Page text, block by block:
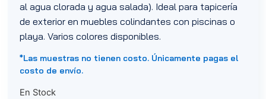
al agua clorada y agua salada). Ideal para tapicería
de exterior en muebles colindantes con piscinas o
playa. Varios colores disponibles.
*Las muestras no tienen costo. Únicamente pagas el
costo de envío.
En Stock